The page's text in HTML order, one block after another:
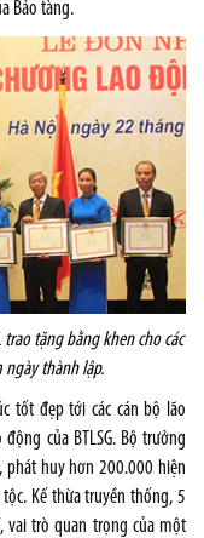
Bảo tàng.
trao tặng bằng khen cho các
thành lập.
tốt đẹp tới các cán bộ lão
của BTLSG. Bộ trưởng
phát huy hơn 200.000 hiện
Kế thừa truyền thống, 5
vai trò quan trọng của một